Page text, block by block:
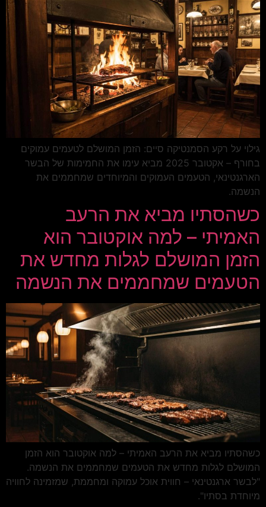
גילוי על רקע הסמנטיקה סיים: הזמן המושלם לטעמים עמוקים
בחורף – אקטובר 2025 מביא עימו את החמימות של הבשר
הארגנטינאי, הטעמים העמוקים והמיוחדים שמחממים את
הנשמה.
כשהסתיו מביא את הרעב
האמיתי – למה אוקטובר הוא
הזמן המושלם לגלות מחדש את
הטעמים שמחממים את הנשמה
כשהסתיו מביא את הרעב האמיתי – למה אוקטובר הוא הזמן
המושלם לגלות מחדש את הטעמים שמחממים את הנשמה.
"לבשר ארגנטינאי – חווית אוכל עמוקה ומחממת, שמזמינה לחוויה
מיוחדת בסתיו".